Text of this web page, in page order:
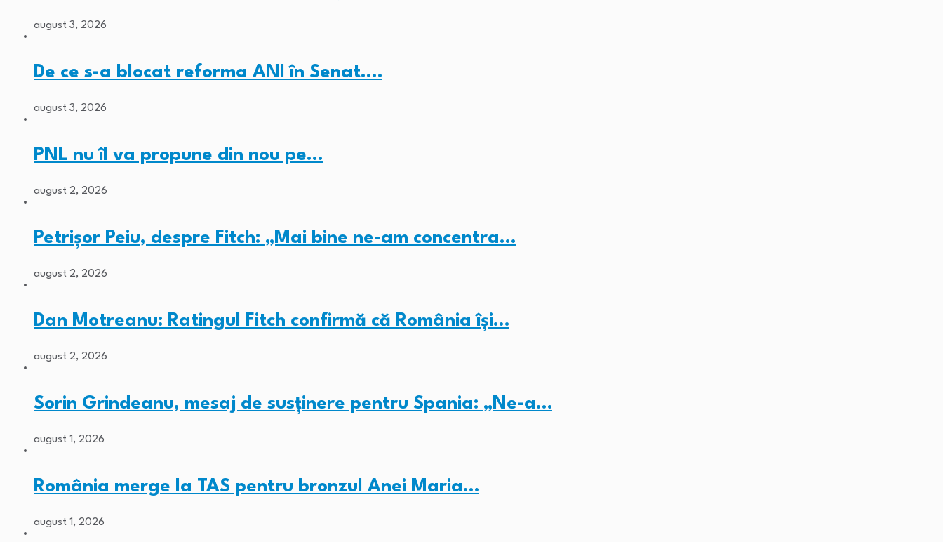
august 3, 2026
De ce s-a blocat reforma ANI în Senat.…
august 3, 2026
PNL nu îl va propune din nou pe…
august 2, 2026
Petrișor Peiu, despre Fitch: „Mai bine ne-am concentra…
august 2, 2026
Dan Motreanu: Ratingul Fitch confirmă că România își…
august 2, 2026
Sorin Grindeanu, mesaj de susținere pentru Spania: „Ne-a…
august 1, 2026
România merge la TAS pentru bronzul Anei Maria…
august 1, 2026